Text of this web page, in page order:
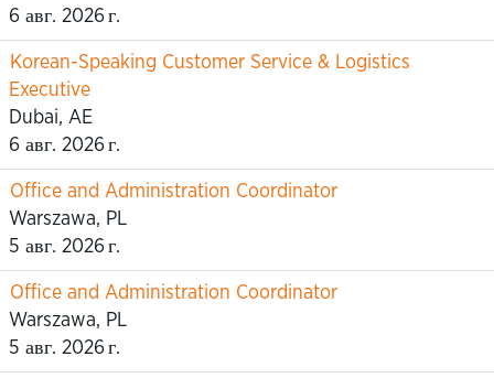
6 авг. 2026 г.
Korean-Speaking Customer Service & Logistics
Executive
Dubai, AE
6 авг. 2026 г.
Office and Administration Coordinator
Warszawa, PL
5 авг. 2026 г.
Office and Administration Coordinator
Warszawa, PL
5 авг. 2026 г.